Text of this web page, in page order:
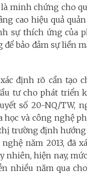
minh chứng cho
cao hiệu quả
sự thích ứng của
để bảo đảm sự liền
định rõ cần tạo
tư cho phát triển
số 20-NQ/TW,
và công nghệ
trường định
năm 2013, đã
nhiên, hiện nay,
nhiều năm qua